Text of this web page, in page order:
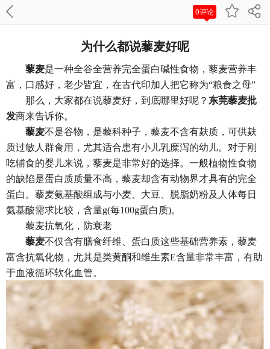
0评论
为什么都说藜麦好呢
藜麦是一种全谷全营养完全蛋白碱性食物，藜麦营养丰
富，口感好，老少皆宜，在古代印加人把它称为“粮食之母”
那么，大家都在说藜麦好，到底哪里好呢？ 东莞藜麦批
发商来告诉你。
藜麦不是谷物，是藜科种子，藜麦不含有麸质，可供麸
质过敏人群食用，尤其适合患有小儿乳糜泻的幼儿。对于刚
吃辅食的婴儿来说，藜麦是非常好的选择。一般植物性食物
的缺陷是蛋白质质量不高，藜麦却含有动物界才具有的完全
蛋白。藜麦氨基酸组成与小麦、大豆、脱脂奶粉及人体每日
氨基酸需求比较，含量g(每100g蛋白质)。
藜麦抗氧化，防衰老
藜麦不仅含有膳食纤维、蛋白质这些基础营养素，藜麦
富含抗氧化物，尤其是类黄酮和维生素E含量非常丰富，有助
于血液循环软化血管。